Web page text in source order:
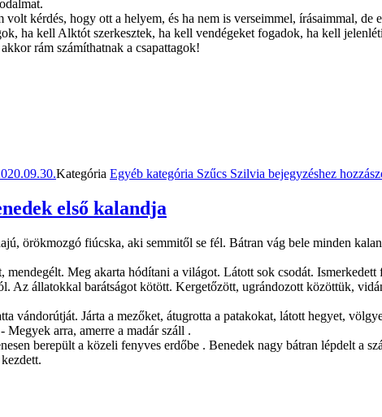
kérdés, hogy ott a helyem, és ha nem is verseimmel, írásaimmal, de
ha kell Alktót szerkesztek, ha kell vendégeket fogadok, ha kell
rám számíthatnak a csapattagok!
Kategória Egyéb kategória Szűcs Szilvia bejegyzéshez
első kalandja
örökmozgó fiúcska, aki semmitől se fél. Bátran vág bele minden
Meg akarta hódítani a világot. Látott sok csodát.
Az állatokkal barátságot kötött. Kergetőzött, ugrándozott közöttük,
vándorútját. Járta a mezőket, átugrotta a patakokat, látott hegyet,
arra, amerre a madár száll .
berepült a közeli fenyves erdőbe . Benedek nagy bátran lépdelt a